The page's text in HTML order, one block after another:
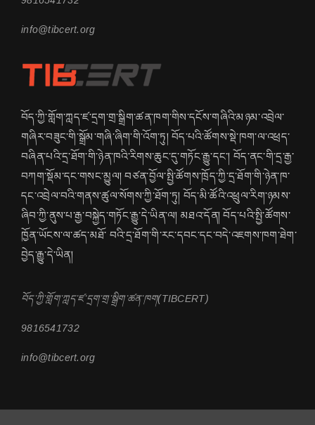
info@tibcert.org
བོད་ཀྱི་གློག་ཀླད་ཛ་དྲག་གྲ་སྒྲིག་ཚན་ཁག་གིས་དངོས་གཞིའི་མཉམ་འབྲེལ་
གཞིར་བཟུང་གི་སྒྲོམ་གཞི་ཞིག་གི་འོག་ཏུ། བོད་པའི་ཚོགས་སྡེ་ཁག་ལ་འཕྲད་
བཞིན་པའི་དྲ་ཐོག་གི་ཉེན་ཁའི་རིགས་ཆུང་དུ་གཏོང་རྒྱུ་དང་། བོད་ནང་གི་དྲ་རྒྱ་
བཀག་སྡོམ་དང་གསང་མྱུལ། བཙན་བྱོལ་སྤྱི་ཚོགས་ཁྲོད་ཀྱི་དྲ་ཐོག་གི་ཉེན་ཁ་
དང་འབྲེལ་བའི་གནས་ཚུལ་སོགས་ཀྱི་ཐོག་ཏུ། བོད་མི་ཚོའི་འཕྲུལ་རིག་ཉམས་
ཞིབ་ཀྱི་ནུས་པ་རྒྱ་བསྐྱེད་གཏོང་རྒྱུ་དེ་ཡིན་ལ། མཐའ་དོན། བོད་པའི་སྤྱི་ཚོགས་
ཁྱོན་ཡོངས་ལ་ཚད་མཐོ་ བའི་དྲ་ཐོག་གི་རང་དབང་དང་བདེ་འཇགས་ཁག་ཐེག་
བྱེད་རྒྱུ་དེ་ཡིན།
བོད་ཀྱི་གློག་ཀླད་ཛ་དྲག་གྲ་སྒྲིག་ཚན་ཁག(TIBCERT)
9816541732
info@tibcert.org